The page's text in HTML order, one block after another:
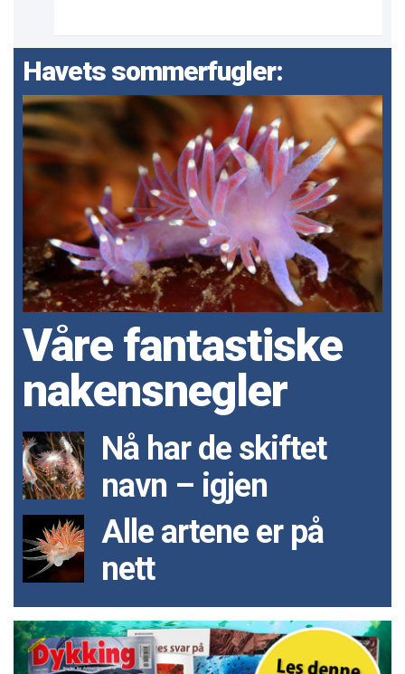
Havets sommerfugler:
Våre fantastiske
nakensnegler
Nå har de skiftet
navn – igjen
Alle artene er på
nett